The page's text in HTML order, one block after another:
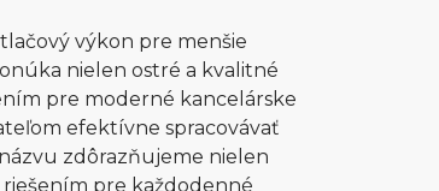
výkon pre menšie
nielen ostré a kvalitné
pre moderné kancelárske
efektívne spracovávať
zdôrazňujeme nielen
pre každodenné